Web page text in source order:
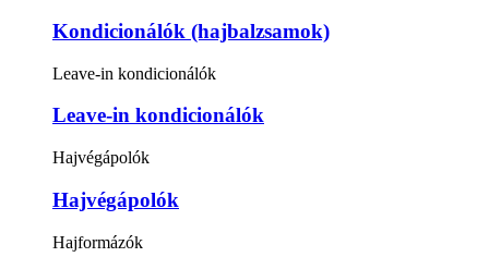
Kondicionálók (hajbalzsamok)
Leave-in kondicionálók
Leave-in kondicionálók
Hajvégápolók
Hajvégápolók
Hajformázók